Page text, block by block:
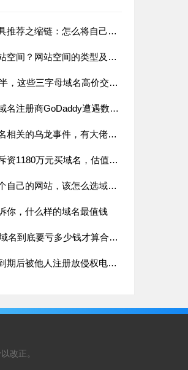
缩链：怎么将自己的域名变成短链接？
？网站空间的类型及费用及购买建议
，这些三字母域名高价交易了
注册商GoDaddy遭遇数据泄露
龙事件，有大佬曾把两字母.com标价3.9万元被秒
万元买域名，估值竟达77亿美金
己的网站，该怎么选域名？
你，什么样的域名最值钱
名到底要亏多少钱才算合适？
人注册放侵权电影，南京一家汽配公司成被告
改正。